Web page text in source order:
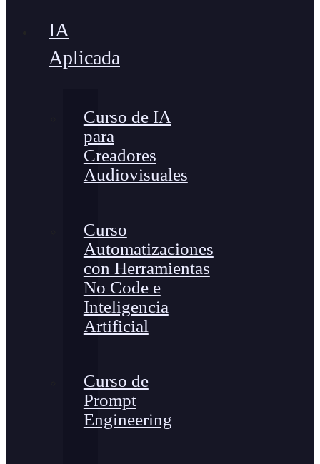
IA
Aplicada
Curso de IA
para
Creadores
Audiovisuales
Curso
Automatizaciones
con Herramientas
No Code e
Inteligencia
Artificial
Curso de
Prompt
Engineering